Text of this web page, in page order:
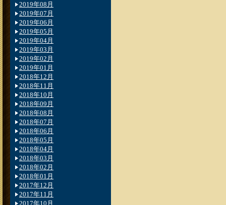
2019年08月
2019年07月
2019年06月
2019年05月
2019年04月
2019年03月
2019年02月
2019年01月
2018年12月
2018年11月
2018年10月
2018年09月
2018年08月
2018年07月
2018年06月
2018年05月
2018年04月
2018年03月
2018年02月
2018年01月
2017年12月
2017年11月
2017年10月